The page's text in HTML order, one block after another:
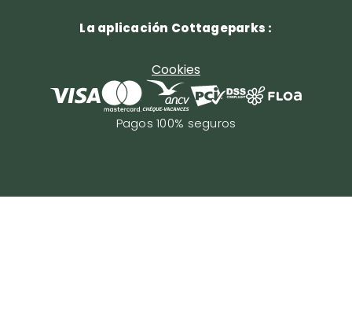
La aplicación Cottageparks :
Cookies
Pagos 100% seguros